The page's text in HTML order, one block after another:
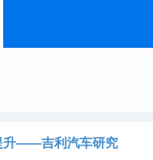
升——吉利汽车研究